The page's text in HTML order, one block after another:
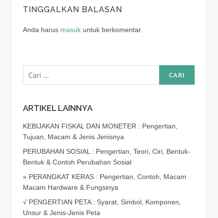
TINGGALKAN BALASAN
Anda harus masukuntuk berkomentar.
Cari
untuk:
ARTIKEL LAINNYA
KEBIJAKAN FISKAL DAN MONETER : Pengertian,
Tujuan, Macam & Jenis Jenisnya
PERUBAHAN SOSIAL : Pengertian, Teori, Ciri, Bentuk-
Bentuk & Contoh Perubahan Sosial
» PERANGKAT KERAS : Pengertian, Contoh, Macam
Macam Hardware & Fungsinya
√ PENGERTIAN PETA : Syarat, Simbol, Komponen,
Unsur & Jenis-Jenis Peta